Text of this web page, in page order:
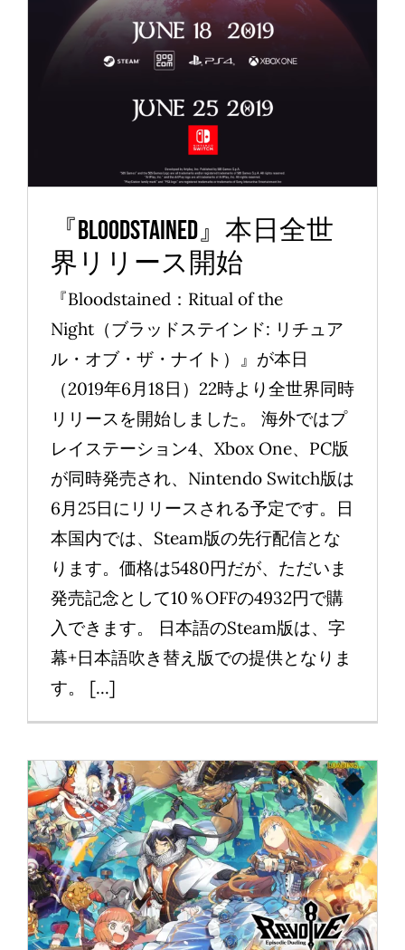
『Bloodstained』本日全世
界リリース開始
News
『Bloodstained』本日全世
界リリース開始
『Bloodstained：Ritual of the
Night（ブラッドステインド: リチュア
ル・オブ・ザ・ナイト）』が本日
（2019年6月18日）22時より全世界同時
リリースを開始しました。 海外ではプ
レイステーション4、Xbox One、PC版
が同時発売され、Nintendo Switch版は
6月25日にリリースされる予定です。日
本国内では、Steam版の先行配信とな
ります。価格は5480円だが、ただいま
発売記念として10％OFFの4932円で購
入できます。 日本語のSteam版は、字
幕+日本語吹き替え版での提供となりま
す。 [...]
「リボルバーズエイ
ト」が全世界で配信開
始
News